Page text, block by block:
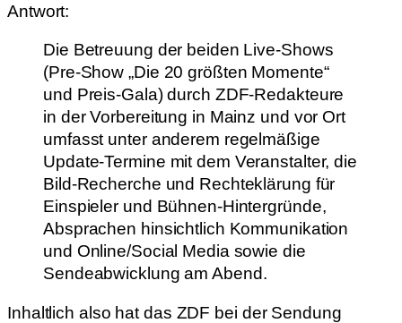
Antwort:
Die Betreuung der beiden Live-Shows
(Pre-Show „Die 20 größten Momente“
und Preis-Gala) durch ZDF-Redakteure
in der Vorbereitung in Mainz und vor Ort
umfasst unter anderem regelmäßige
Update-Termine mit dem Veranstalter, die
Bild-Recherche und Rechteklärung für
Einspieler und Bühnen-Hintergründe,
Absprachen hinsichtlich Kommunikation
und Online/Social Media sowie die
Sendeabwicklung am Abend.
Inhaltlich also hat das ZDF bei der Sendung